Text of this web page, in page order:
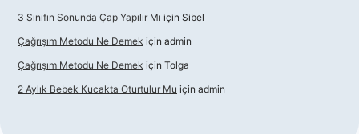
3 Sınıfın Sonunda Çap Yapılır Mı için Sibel
Çağrışım Metodu Ne Demek için admin
Çağrışım Metodu Ne Demek için Tolga
2 Aylık Bebek Kucakta Oturtulur Mu için admin